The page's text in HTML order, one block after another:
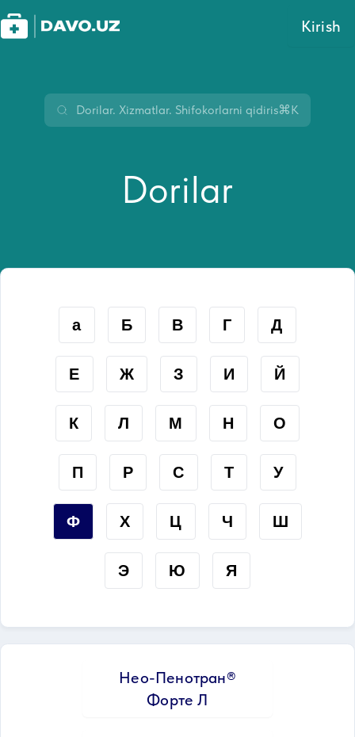
Kirish
⌘K
Dorilar
а Б В Г Д
Е Ж З И Й
К Л М Н О
П Р С Т У
Ф Х Ц Ч Ш
Э Ю Я
Нео-Пенотран®
Форте Л